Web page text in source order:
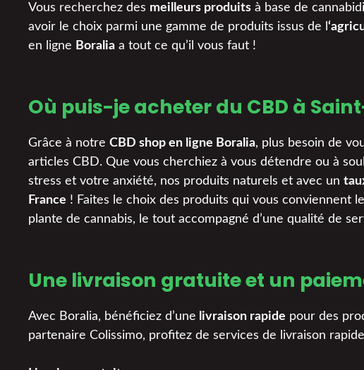
Vous recherchez des meilleurs produits à base de
avoir le choix parmi une gamme de produits issus de l
en ligne Boralia a tout ce qu’il vous faut !
Où puis-je acheter du CBD à
Grâce à notre CBD shop en ligne Boralia, plus besoin de
articles CBD. Que vous cherchiez à vous détendre ou à
stress et votre anxiété, nos produits naturels et avec un
France ! Faites le choix des produits qui vous conviennent
plante de cannabis, le tout accompagné d’une qualité de
Une livraison gratuite et un
Avec Boralia, bénéficiez d’une livraison rapide pour des
partenaire Colissimo, profitez de services de livraison